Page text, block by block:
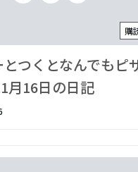
購
とつくとなんでもピ
月16日の日記